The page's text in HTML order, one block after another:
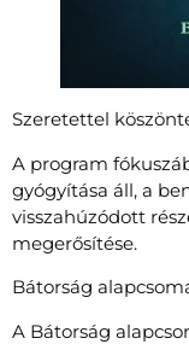
Szeretettel
A program
gyógyítása áll, a
visszahúzódott
megerősítése.
Bátorság
A Bátorság